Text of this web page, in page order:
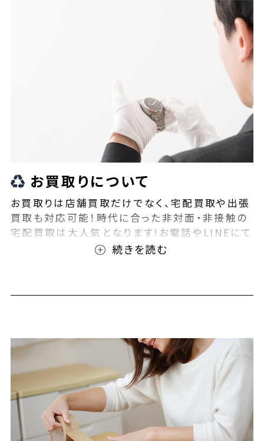
お買取りについて
お買取りは店舗買取だけでなく、宅配買取や出張
買取も対応可能！時代に合った非対面・非接触の
宅配買取は大人気となります!お電話やLINEにて
事前査定が可能となっております！また無料の宅